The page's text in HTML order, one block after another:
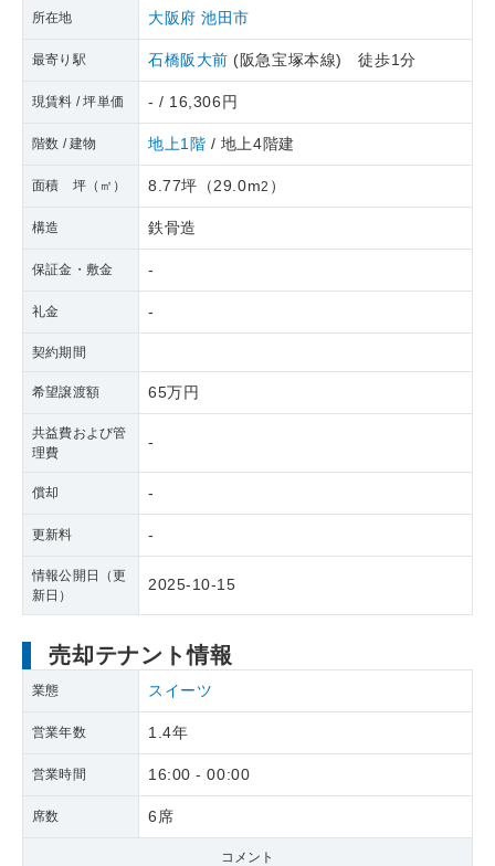
所在地 大阪府 池田市
最寄り駅 石橋阪大前 (阪急宝塚本線) 徒歩1分
現賃料 / 坪単価 - / 16,306円
階数 / 建物 地上1階 / 地上4階建
面積 坪（㎡） 8.77坪 （29.0m2 ）
構造 鉄骨造
保証金・敷金 -
礼金 -
契約期間
希望譲渡額 65万円
共益費および管
理費
-
償却 -
更新料 -
情報公開日（更
新日）
2025-10-15
売却テナント情報
業態 スイーツ
営業年数 1.4年
営業時間 16:00 - 00:00
席数 6席
コメント